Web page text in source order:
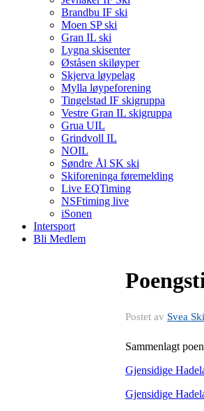
Brandbu IF ski
Moen SP ski
Gran IL ski
Lygna skisenter
Øståsen skiløyper
Skjerva løypelag
Mylla løypeforening
Tingelstad IF skigruppa
Vestre Gran IL skigruppa
Grua UIL
Grindvoll IL
NOIL
Søndre Ål SK ski
Skiforeninga føremelding
Live EQTiming
NSFtiming live
iSonen
Intersport
Bli Medlem
Postet av Svea
Sammenlagt
Gjensidige
Gjensidige